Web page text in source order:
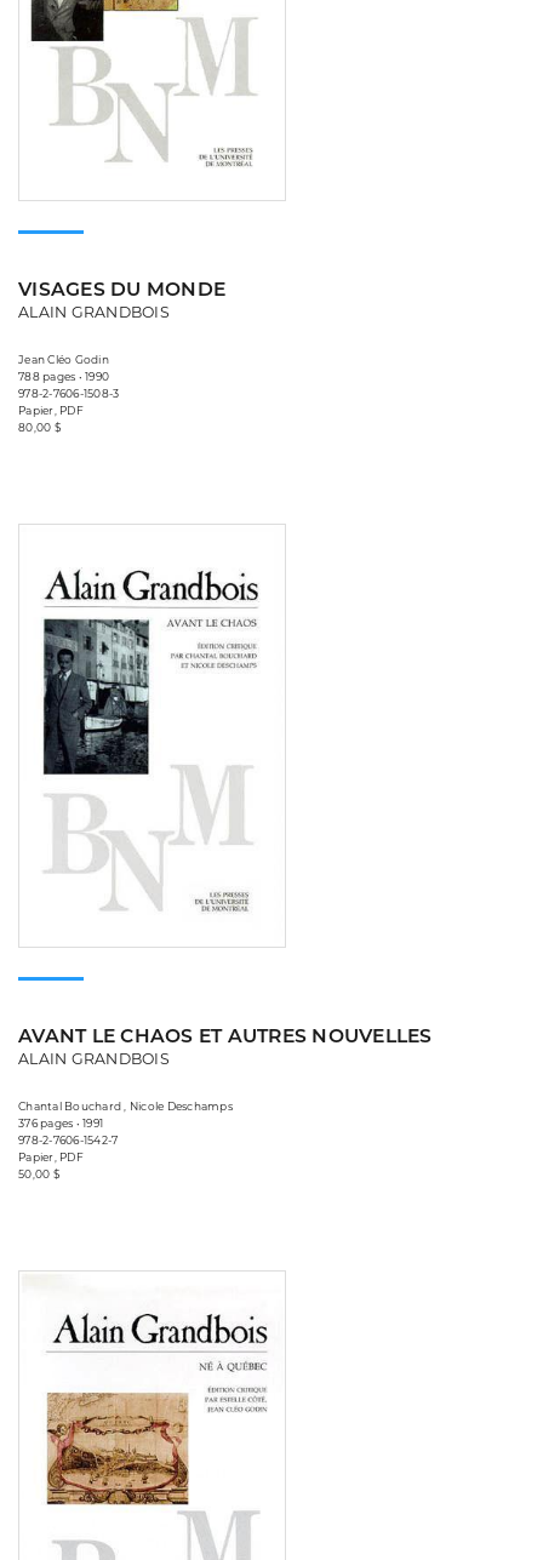
VISAGES DU MONDE
ALAIN GRANDBOIS
Jean Cléo Godin
788 pages • 1990
978-2-7606-1508-3
Papier, PDF
80,00 $
AVANT LE CHAOS ET AUTRES NOUVELLES
ALAIN GRANDBOIS
Chantal Bouchard , Nicole Deschamps
376 pages • 1991
978-2-7606-1542-7
Papier, PDF
50,00 $